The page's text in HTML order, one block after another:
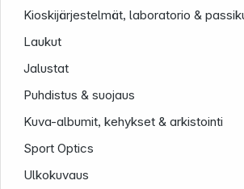
Kioskijärjestelmät, laboratorio &
Laukut
Jalustat
Puhdistus & suojaus
Kuva-albumit, kehykset & arkistointi
Sport Optics
Ulkokuvaus